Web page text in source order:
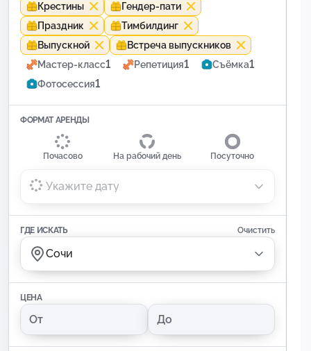
Крестины
Гендер-пати
Праздник
Тимбилдинг
Выпускной
Встреча выпускников
Мастер-класс1 Репетиция1 Съёмка1
Фотосессия1
ФОРМАТ АРЕНДЫ
Почасово На рабочий день Посуточно
Укажите дату
ГДЕ ИСКАТЬ Очистить
Сочи
ЦЕНА